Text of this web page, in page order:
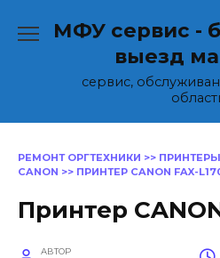
МФУ сервис -
выезд
сервис,
РЕМОНТ ОРГТЕХНИКИ >> ПРИНТЕРЫ
CANON >> ПРИНТЕР CANON FAX-
Принтер
АВТОР